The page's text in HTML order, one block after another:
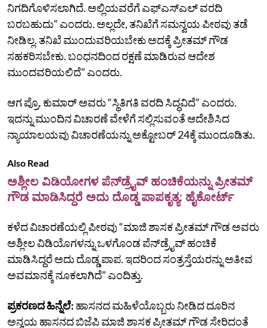
ನಿಗದಿಗೊಳಿಸಲಾಗಿದೆ. ಅಲ್ಲಿಯವರೆಗೆ ಎಫ್‌ಎಸ್‌ಎಲ್‌ ವರದಿ
ಬರಬಹುದು” ಎಂದರು. ಅಲ್ಲದೇ, ತನಿಖೆಗೆ ಸಮನ್ವಯ ಪೀಠವು ತಡೆ
ನೀಡಿಲ್ಲ. ತನಿಖೆ ಮುಂದುವರಿಯಬೇಕು ಅದಕ್ಕೆ ಪ್ರೀತಮ್‌ ಗೌಡ
ಸಹಕರಿಸಬೇಕು. ಬಂಧನದಿಂದ ರಕ್ಷಣೆ ಮಾಡಿರುವ ಆದೇಶ
ಮುಂದವರಿಯಲಿದೆ” ಎಂದರು.
ಆಗ ಪ್ರೊ. ಕುಮಾರ್‌ ಅವರು “ಸ್ಥಿತಿಗತಿ ವರದಿ ಸಿದ್ಧವಿದೆ” ಎಂದರು.
ಇದನ್ನು ಮುಂದಿನ ವಿಚಾರಣೆ ವೇಳೆಗೆ ಸಲ್ಲಿಸುವಂತೆ ಆದೇಶಿಸಿದ
ನ್ಯಾಯಾಲಯವು ವಿಚಾರಣೆಯನ್ನು ಅಕ್ಟೋಬರ್‌ 24ಕ್ಕೆ ಮುಂದೂಡಿತು.
Also Read
ಅಶ್ಲೀಲ ವಿಡಿಯೋಗಳ ಪೆನ್‌ಡ್ರೈವ್‌ ಹಂಚಿಕೆಯನ್ನು ಪ್ರೀತಮ್‌
ಗೌಡ ಮಾಡಿಸಿದ್ದರೆ ಅದು ದೊಡ್ಡ ಪಾಪಕೃತ್ಯ: ಹೈಕೋರ್ಟ್‌
ಕಳೆದ ವಿಚಾರಣೆಯಲ್ಲಿ ಪೀಠವು “ಮಾಜಿ ಶಾಸಕ ಪ್ರೀತಮ್‌ ಗೌಡ ಅವರು
ಅಶ್ಲೀಲ ವಿಡಿಯೊಗಳನ್ನು ಒಳಗೊಂಡ ಪೆನ್‌ಡ್ರೈವ್‌ ಹಂಚಿಕೆ
ಮಾಡಿಸಿದ್ದರೆ ಅದು ದೊಡ್ಡ ಪಾಪ. ಇದರಿಂದ ಸಂತ್ರಸ್ತೆಯರನ್ನು ಅತೀವ
ಅವಮಾನಕ್ಕೆ ನೂಕಲಾಗಿದೆ” ಎಂದಿತ್ತು.
ಪ್ರಕರಣದ ಹಿನ್ನೆಲೆ: ಹಾಸನದ ಮಹಿಳೆಯೊಬ್ಬರು ನೀಡಿದ ದೂರಿನ
ಅನ್ವಯ ಹಾಸನದ ಬಿಜೆಪಿ ಮಾಜಿ ಶಾಸಕ ಪ್ರೀತಮ್‌ ಗೌಡ ಸೇರಿದಂತೆ